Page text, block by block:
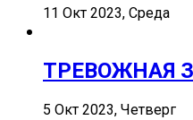
11 Окт 2023, Среда
ТРЕВОЖНАЯ
5 Окт 2023, Четверг